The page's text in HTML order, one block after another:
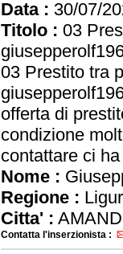
Data : 30/07/
Titolo : 03
03 Prestito tra
offerta di
condizione
contattare ci
Nome :
Regione :
Citta' :
Contatta l'inserzionista :